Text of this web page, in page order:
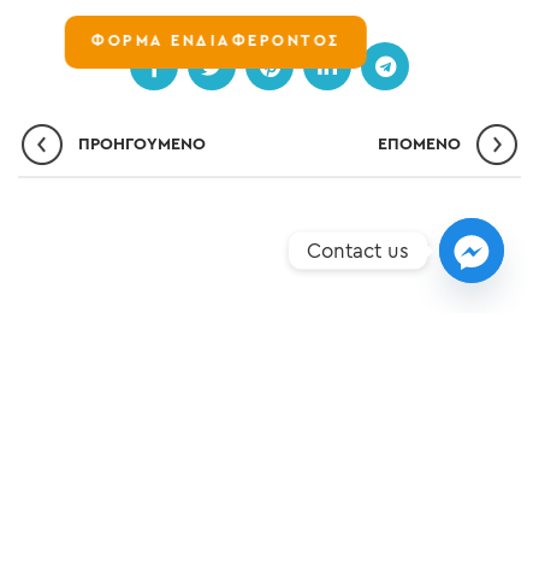
ΦΟΡΜΑ ΕΝΔΙΑΦΕΡΟΝΤΟΣ
ΠΡΟΗΓΟΎΜΕΝΟ ΕΠΌΜΕΝO
Contact us